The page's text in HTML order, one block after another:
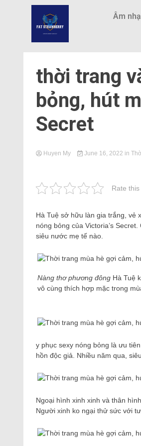
Âm
thời trang
bỏng, hút
Secret
Huyen My June 16, 2022 in
Rate
Hà Tuệ sở hữu làn gia trắng, vẻ
nóng bỏng của Victoria’s
siêu nước mẹ tế nào.
Nàng thơ phương đông Hà Tuệ
vô cùng thích hợp mặc trong
y phục sexy nóng bỏng là ưu
hồn độc giả. Nhiều năm qua,
Ngoại hình xinh xinh và thân
Người xinh ko ngại thử sức với